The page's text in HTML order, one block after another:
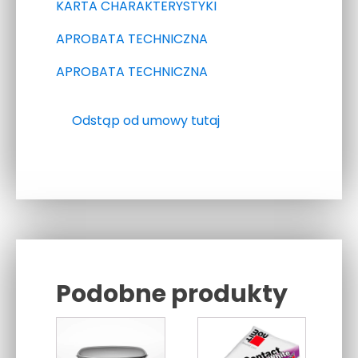
KARTA CHARAKTERYSTYKI
APROBATA TECHNICZNA
APROBATA TECHNICZNA
Odstąp od umowy tutaj
Podobne produkty
produkt